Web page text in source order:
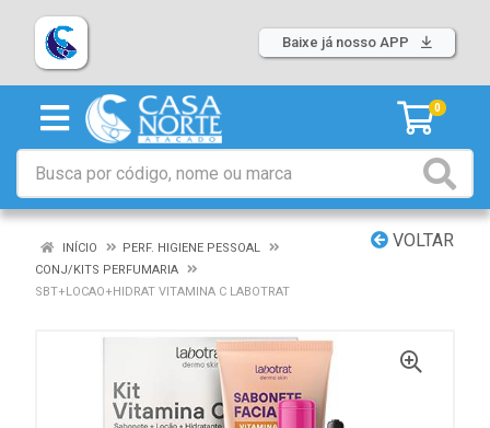
Baixe já nosso APP
0
VOLTAR
INÍCIO
PERF. HIGIENE PESSOAL
CONJ/KITS PERFUMARIA
SBT+LOCAO+HIDRAT VITAMINA C LABOTRAT